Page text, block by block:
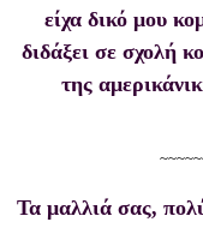
είχα δικό μου
διδάξει σε σχολή
της
Τα μαλλιά σας,